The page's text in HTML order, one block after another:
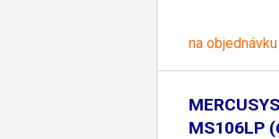
na objednávku
MS106LP